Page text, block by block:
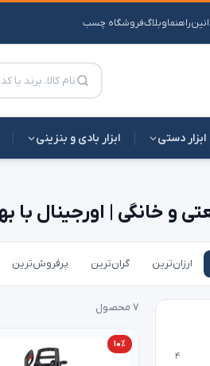
راهنماوبلاگفروشگاه چسب
ابزار دستی ابزار بادی و بنزینی
و خانگی | اورجینال
ارزان‌ترین گران‌ترین پرفروش‌ترین
۴
۷ محصول
۱۰٪